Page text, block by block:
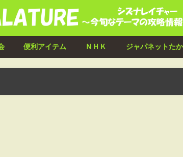
便利アイテム ＮＨＫ ジャパネットた